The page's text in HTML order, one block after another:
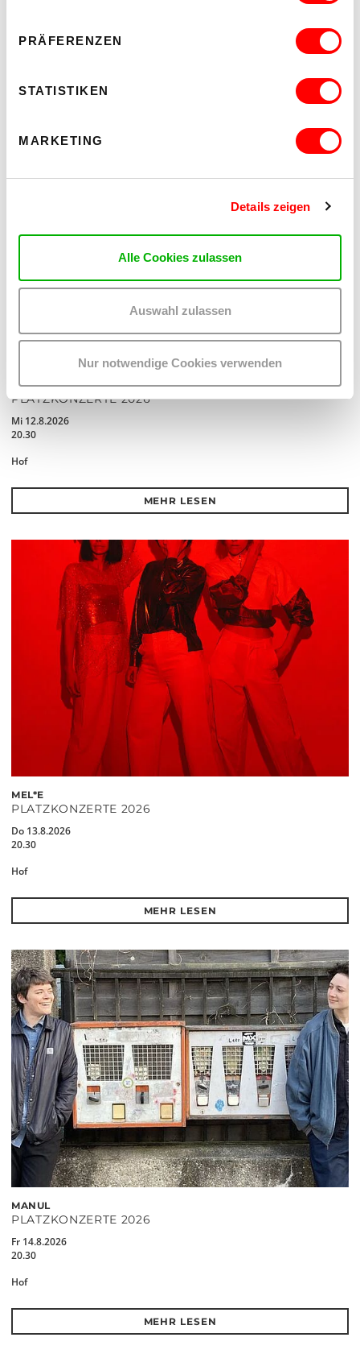
PRÄFERENZEN
STATISTIKEN
MARKETING
Details zeigen
Alle Cookies zulassen
Auswahl zulassen
Nur notwendige Cookies verwenden
PALOMA 004
PLATZKONZERTE 2026
Mi 12.8.2026
20.30
Hof
MEHR LESEN
MEL*E
PLATZKONZERTE 2026
Do 13.8.2026
20.30
Hof
MEHR LESEN
MANUL
PLATZKONZERTE 2026
Fr 14.8.2026
20.30
Hof
MEHR LESEN